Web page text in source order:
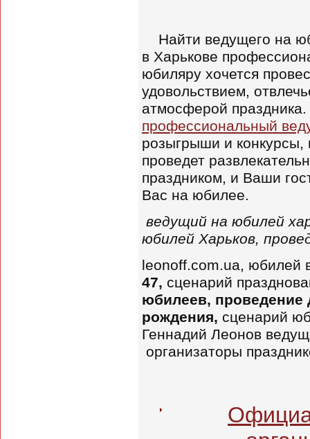
Найти ведущего на
в Харькове
юбиляру хочется
удовольствием,
атмосферой
профессиональный
розыгрыши и конкурсы,
проведет
праздником, и Ваши
Вас на юбилее.
ведущий на юбилей
юбилей Харьков,
leonoff.com.ua, юбилей
47, сценарий
юбилеев, проведение
рождения, сценарий
Геннадий Леонов
организаторы